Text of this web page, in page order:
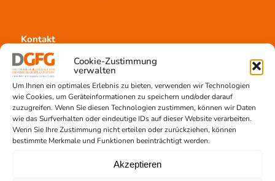
Cookie-Zustimmung
verwalten
Um Ihnen ein optimales Erlebnis zu bieten, verwenden wir Technologien
wie Cookies, um Geräteinformationen zu speichern und/oder darauf
zuzugreifen. Wenn Sie diesen Technologien zustimmen, können wir Daten
wie das Surfverhalten oder eindeutige IDs auf dieser Website verarbeiten.
Wenn Sie Ihre Zustimmung nicht erteilen oder zurückziehen, können
bestimmte Merkmale und Funktionen beeinträchtigt werden.
Akzeptieren
Kontakt
Team Hannover
Spendestandorte
Vermittlungsstelle
Gewebetransplantation